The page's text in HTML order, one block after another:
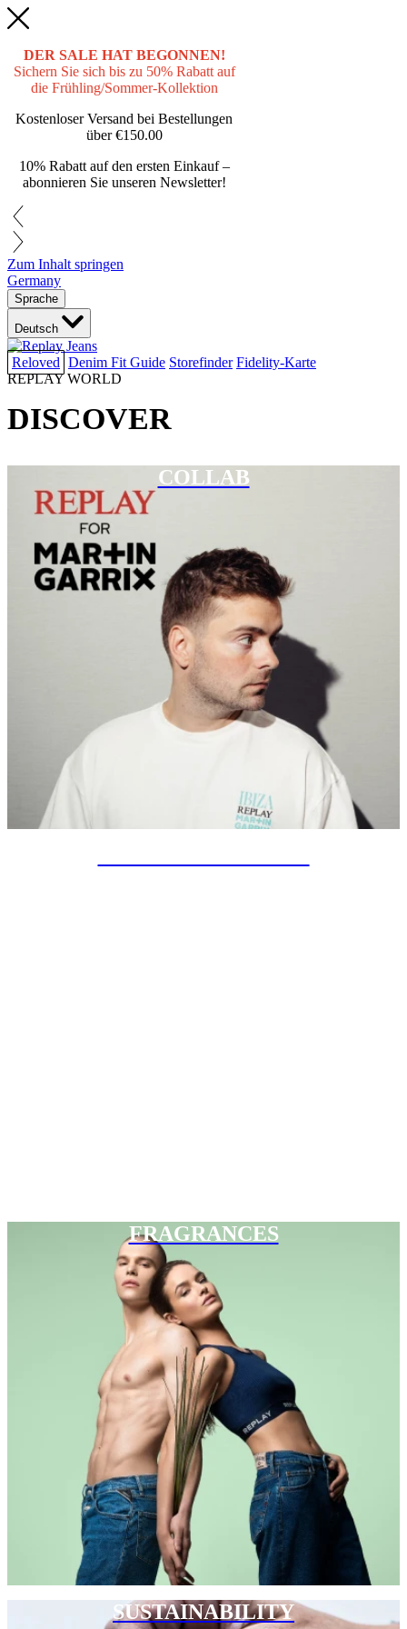
DER SALE HAT BEGONNEN!
Sichern Sie sich bis zu 50% Rabatt auf
die Frühling/Sommer-Kollektion
Kostenloser Versand bei Bestellungen
über€150.00
10% Rabatt auf den ersten Einkauf –
abonnieren Sie unseren Newsletter!
Zum Inhalt springen
Germany
Sprache
Deutsch
Reloved Denim Fit Guide Storefinder Fidelity-Karte
REPLAY WORLD
DISCOVER
COLLAB
FRAGRANCES
SUSTAINABILITY